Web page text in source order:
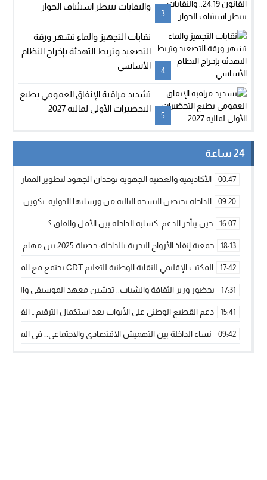
3
والنقابات تنتظر استئناف الحوار
4
نقابات التجهيز والماء تشهر ورقة
التصعيد وتربط التهدئة بإخراج النظام
الأساسي
5
تشديد مراقبة الإنفاق العمومي يطبع
التحضيرات الأولى لمالية 2027
24 ساعة
00:47 الأكاديمية والعصبة الجهوية توحدان الجهود لتطوير الممارسة
09:20 الداخلة تحتضن النسخة الثالثة من ورشاتها الدولية: تكوين
16:07 حين يتأخر الدعم: كسابة الداخلة بين الأمل والقلق ؟
18:13 جمعية إنقاذ الأرواح البحرية بالداخلة: حصيلة 2025 بين مهام الإنقاذ ومشروع “دار البحار”
17:42 المكتب الإقليمي للنقابة الوطنية للتعليم CDT يجتمع مع المدير الإقليمي لمناقشة ملفات جوهرية لنساء ورجال التعليم
17:31 بحضور وزير الثقافة والشباب.. تدشين معهد الموسيقى والفنون
15:41 دعم القطيع الوطني على الأبواب بعد استكمال الترقيم…
09:42 نساء الداخلة بين التهميش الاقتصادي والاجتماعي… في المؤسسات